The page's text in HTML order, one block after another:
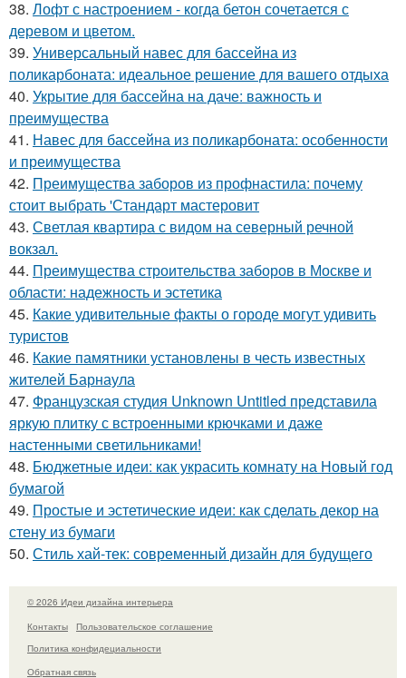
38. Лофт с настроением - когда бетон сочетается с
деревом и цветом.
39. Универсальный навес для бассейна из
поликарбоната: идеальное решение для вашего отдыха
40. Укрытие для бассейна на даче: важность и
преимущества
41. Навес для бассейна из поликарбоната: особенности
и преимущества
42. Преимущества заборов из профнастила: почему
стоит выбрать 'Стандарт мастеровит
43. Светлая квартира с видом на северный речной
вокзал.
44. Преимущества строительства заборов в Москве и
области: надежность и эстетика
45. Какие удивительные факты о городе могут удивить
туристов
46. Какие памятники установлены в честь известных
жителей Барнаула
47. Французская студия Unknown Untitled представила
яркую плитку с встроенными крючками и даже
настенными светильниками!
48. Бюджетные идеи: как украсить комнату на Новый год
бумагой
49. Простые и эстетические идеи: как сделать декор на
стену из бумаги
50. Стиль хай-тек: современный дизайн для будущего
© 2026 Идеи дизайна интерьера
Контакты
Пользовательское соглашение
Политика конфидециальности
Обратная связь